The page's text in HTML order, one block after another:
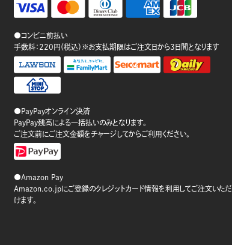
●コンビニ前払い
手数料：220円（税込）※お支払期限はご注文日から3日間となります
●PayPayオンライン決済
PayPay残高による一括払いのみとなります。
ご注文前にご注文金額をチャージしてからご利用ください。
●Amazon Pay
Amazon.co.jpにご登録のクレジットカード情報を利用してご注文いただ
けます。